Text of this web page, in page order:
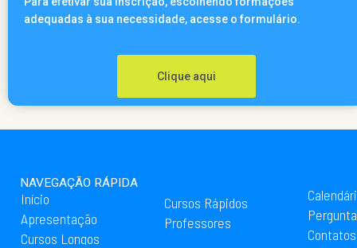
adequadas à sua necessidade, acesse o formulário.
Clique aqui
NAVEGAÇÃO RÁPIDA
Início
Apresentação
Cursos Longos
Cursos Rápidos
Professores
Contatos